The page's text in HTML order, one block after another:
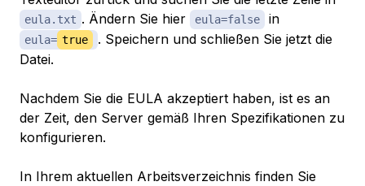
eula.txt . Ändern Sie hier eula=false in
eula= true
. Speichern und schließen Sie jetzt die
Datei.
Nachdem Sie die EULA akzeptiert haben, ist es an
der Zeit, den Server gemäß Ihren Spezifikationen zu
konfigurieren.
In Ihrem aktuellen Arbeitsverzeichnis finden Sie